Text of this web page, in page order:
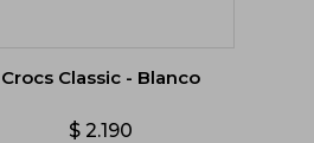
Crocs Classic - Blanco
$ 2.190